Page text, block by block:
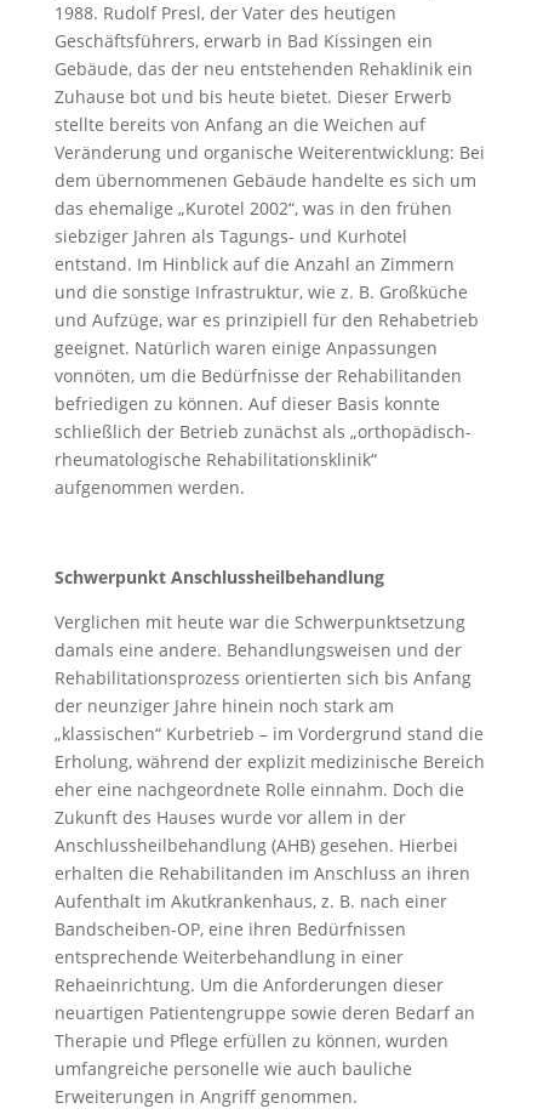
1988. Rudolf Presl, der Vater des heutigen
Geschäftsführers, erwarb in Bad Kissingen ein
Gebäude, das der neu entstehenden Rehaklinik ein
Zuhause bot und bis heute bietet. Dieser Erwerb
stellte bereits von Anfang an die Weichen auf
Veränderung und organische Weiterentwicklung: Bei
dem übernommenen Gebäude handelte es sich um
das ehemalige „Kurotel 2002“, was in den frühen
siebziger Jahren als Tagungs- und Kurhotel
entstand. Im Hinblick auf die Anzahl an Zimmern
und die sonstige Infrastruktur, wie z. B. Großküche
und Aufzüge, war es prinzipiell für den Rehabetrieb
geeignet. Natürlich waren einige Anpassungen
vonnöten, um die Bedürfnisse der Rehabilitanden
befriedigen zu können. Auf dieser Basis konnte
schließlich der Betrieb zunächst als „orthopädisch-
rheumatologische Rehabilitationsklinik“
aufgenommen werden.
Schwerpunkt Anschlussheilbehandlung
Verglichen mit heute war die Schwerpunktsetzung
damals eine andere. Behandlungsweisen und der
Rehabilitationsprozess orientierten sich bis Anfang
der neunziger Jahre hinein noch stark am
„klassischen“ Kurbetrieb – im Vordergrund stand die
Erholung, während der explizit medizinische Bereich
eher eine nachgeordnete Rolle einnahm. Doch die
Zukunft des Hauses wurde vor allem in der
Anschlussheilbehandlung (AHB) gesehen. Hierbei
erhalten die Rehabilitanden im Anschluss an ihren
Aufenthalt im Akutkrankenhaus, z. B. nach einer
Bandscheiben-OP, eine ihren Bedürfnissen
entsprechende Weiterbehandlung in einer
Rehaeinrichtung. Um die Anforderungen dieser
neuartigen Patientengruppe sowie deren Bedarf an
Therapie und Pflege erfüllen zu können, wurden
umfangreiche personelle wie auch bauliche
Erweiterungen in Angriff genommen.